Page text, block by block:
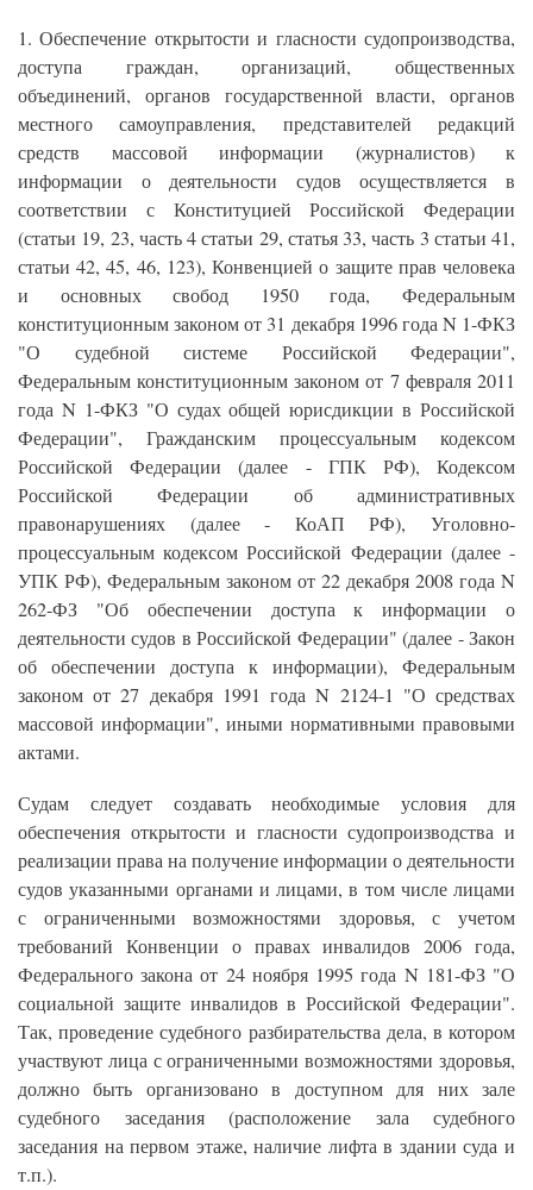
1. Обеспечение открытости и гласности судопроизводства,
доступа граждан, организаций, общественных
объединений, органов государственной власти, органов
местного самоуправления, представителей редакций
средств массовой информации (журналистов) к
информации о деятельности судов осуществляется в
соответствии с Конституцией Российской Федерации
(статьи 19, 23, часть 4 статьи 29, статья 33, часть 3 статьи 41,
статьи 42, 45, 46, 123), Конвенцией о защите прав человека
и основных свобод 1950 года, Федеральным
конституционным законом от 31 декабря 1996 года N 1-ФКЗ
"О судебной системе Российской Федерации",
Федеральным конституционным законом от 7 февраля 2011
года N 1-ФКЗ "О судах общей юрисдикции в Российской
Федерации", Гражданским процессуальным кодексом
Российской Федерации (далее - ГПК РФ), Кодексом
Российской Федерации об административных
правонарушениях (далее - КоАП РФ), Уголовно-
процессуальным кодексом Российской Федерации (далее -
УПК РФ), Федеральным законом от 22 декабря 2008 года N
262-ФЗ "Об обеспечении доступа к информации о
деятельности судов в Российской Федерации" (далее - Закон
об обеспечении доступа к информации), Федеральным
законом от 27 декабря 1991 года N 2124-1 "О средствах
массовой информации", иными нормативными правовыми
актами.
Судам следует создавать необходимые условия для
обеспечения открытости и гласности судопроизводства и
реализации права на получение информации о деятельности
судов указанными органами и лицами, в том числе лицами
с ограниченными возможностями здоровья, с учетом
требований Конвенции о правах инвалидов 2006 года,
Федерального закона от 24 ноября 1995 года N 181-ФЗ "О
социальной защите инвалидов в Российской Федерации".
Так, проведение судебного разбирательства дела, в котором
участвуют лица с ограниченными возможностями здоровья,
должно быть организовано в доступном для них зале
судебного заседания (расположение зала судебного
заседания на первом этаже, наличие лифта в здании суда и
т.п.).